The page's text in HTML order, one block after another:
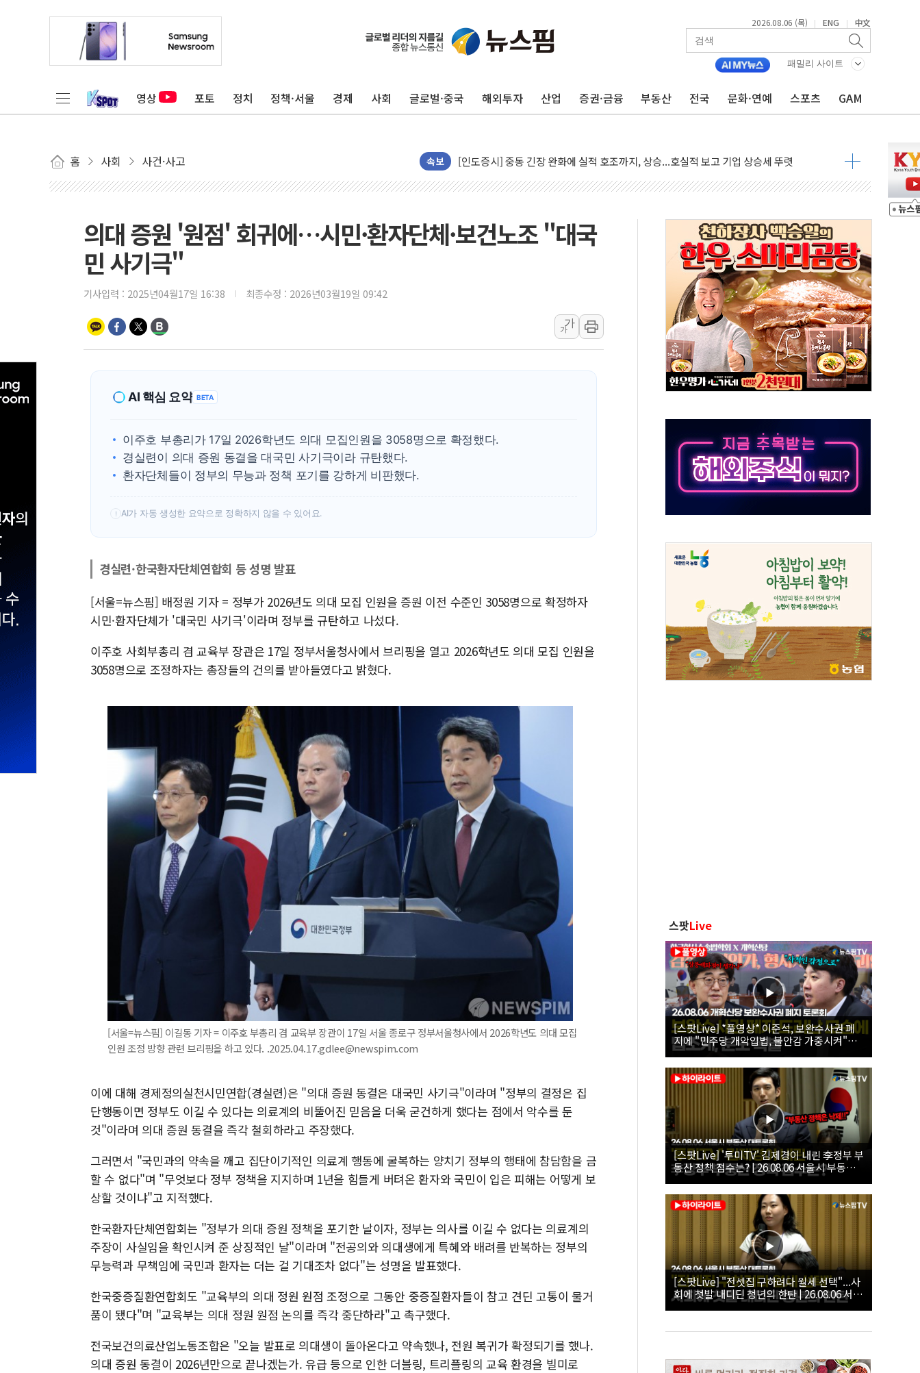
2026.08.06 (목) | ENG | 中文
패밀리 사이트
영상 포토 정치 정책·서울 경제 사회 글로벌·중국 해외투자 산업 증권·금융 부동산 전국 문화·연예 스포츠 GAM
홈 사회 사건·사고 속보
뉴욕증시 개장 전 특징주...모더나·아이온큐·도어대시↑ VS 샌디스크·피그마·앱러빈↓
김정관 장관 "영업이익 N% 성과급 반대…상법·자본시장법 개정 논의"
청와대, 북한 단거리 탄도미사일 발사에 긴급 안보 점검회의
러, 1인칭시점 드론으로 우크라 민간인 '사파리' 공격… 시민들 공포감 극대화 전략
[베트남 증시] 지수 하락 속 'DGC' 임시 주총 기대감에 홀로 상한가…마진 잔액은 사상 최고
양주 섬유염색공장서 화재 1명 중상…대응 1단계 진압 중
김정관 산업부 장관 "주 52시간 손봐야, 경쟁상대 中과 비교해야"
해군 1함대 창설 80주년…지역과 함께하는 '선봉'의 대민 봉사
[3보] 북, 원산서 동해로 단거리 탄도미사일 1발 발사… 올해 10번째·42일 만 도발
우크라 드론 전술, 중남미 콜롬비아에 새 안보 위기… 반군·마약카르텔이 습득해 전투 활용
동해해경, 독도 해상서 부유물 감긴 어선 구조
주한미군 "오산기지 누출, 백린 아닌 무해한 표면 부식 물질"
구미 폐염산처리업체서 불 2시간30여분만에 진화...외국인 노동자 숨져
[코인 시황] 비트코인, ETF 자금 유입에도 박스권…美 암호화폐 법안 처리 여부도 변수
의대 증원 '원점' 회귀에…시민·환자단체·보건노조 "대국
민 사기극"
기사입력 : 2025년04월17일 16:38 최종수정 : 2026년03월19일 09:42
가
가
AI 핵심 요약 BETA
이주호 부총리가 17일 2026학년도 의대 모집인원을 3058명으로 확정했다.
경실련이 의대 증원 동결을 대국민 사기극이라 규탄했다.
환자단체들이 정부의 무능과 정책 포기를 강하게 비판했다.
! AI가 자동 생성한 요약으로 정확하지 않을 수 있어요.
경실련·한국환자단체연합회 등 성명 발표
[서울=뉴스핌] 배정원 기자 = 정부가 2026년도 의대 모집 인원을 증원 이전 수준인 3058명으로 확정하자
시민·환자단체가 '대국민 사기극'이라며 정부를 규탄하고 나섰다.
이주호 사회부총리 겸 교육부 장관은 17일 정부서울청사에서 브리핑을 열고 2026학년도 의대 모집 인원을
3058명으로 조정하자는 총장들의 건의를 받아들였다고 밝혔다.
[서울=뉴스핌] 이길동 기자 = 이주호 부총리 겸 교육부 장관이 17일 서울 종로구 정부서울청사에서 2026학년도 의대 모집
인원 조정 방향 관련 브리핑을 하고 있다. .2025.04.17.gdlee@newspim.com
이에 대해 경제정의실천시민연합(경실련)은 "의대 증원 동결은 대국민 사기극"이라며 "정부의 결정은 집
단행동이면 정부도 이길 수 있다는 의료계의 비뚤어진 믿음을 더욱 굳건하게 했다는 점에서 악수를 둔
것"이라며 의대 증원 동결을 즉각 철회하라고 주장했다.
그러면서 "국민과의 약속을 깨고 집단이기적인 의료계 행동에 굴복하는 양치기 정부의 행태에 참담함을 금
할 수 없다"며 "무엇보다 정부 정책을 지지하며 1년을 힘들게 버텨온 환자와 국민이 입은 피해는 어떻게 보
상할 것이냐"고 지적했다.
한국환자단체연합회는 "정부가 의대 증원 정책을 포기한 날이자, 정부는 의사를 이길 수 없다는 의료계의
주장이 사실임을 확인시켜 준 상징적인 날"이라며 "전공의와 의대생에게 특혜와 배려를 반복하는 정부의
무능력과 무책임에 국민과 환자는 더는 걸 기대조차 없다"는 성명을 발표했다.
한국중증질환연합회도 "교육부의 의대 정원 원점 조정으로 그동안 중증질환자들이 참고 견딘 고통이 물거
품이 됐다"며 "교육부는 의대 정원 원점 논의를 즉각 중단하라"고 촉구했다.
전국보건의료산업노동조합은 "오늘 발표로 의대생이 돌아온다고 약속했나, 전원 복귀가 확정되기를 했나.
의대 증원 동결이 2026년만으로 끝나겠는가. 유급 등으로 인한 더블링, 트리플링의 교육 환경을 빌미로
스팟Live
[스팟Live] *풀영상* 이준석, 보완수사권 폐
지에 "민주당 개악입법, 불안감 가중시켜"｜
26.08.06 개혁신당 보완수사권 폐지 토론회
[스팟Live] '투미TV' 김제경이 내린 李정부 부
동산 정책 점수는? | 26.08.06 서울시 부동산
대토론회
[스팟Live] "전셋집 구하려다 월세 선택"...사
회에 첫발 내디딘 청년의 한탄 | 26.08.06 서울
시 부동산 대토론회